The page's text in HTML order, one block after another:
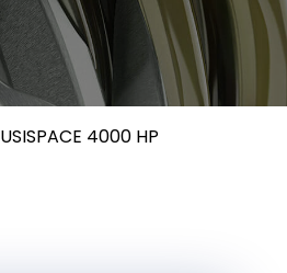
USISPACE 4000 HP